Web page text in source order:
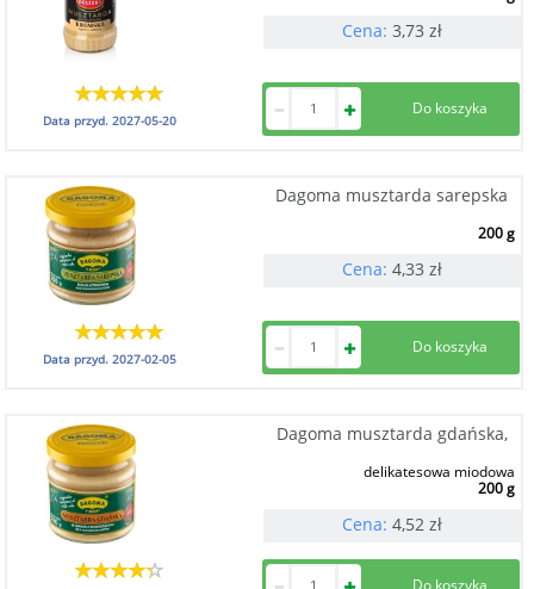
Cena: 3,73 zł
Data przyd.2027-05-20
Dagoma musztarda sarepska
200 g
Cena: 4,33 zł
Data przyd.2027-02-05
Dagoma musztarda gdańska,
delikatesowa miodowa
200 g
Cena: 4,52 zł